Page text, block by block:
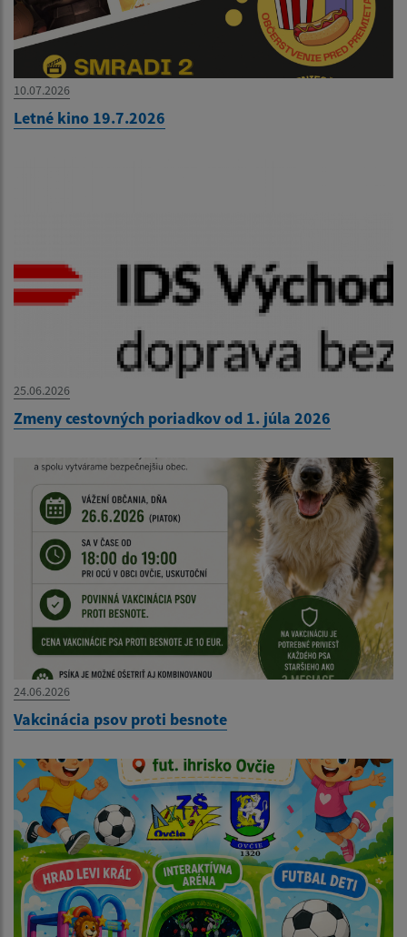
10.07.2026
Letné kino 19.7.2026
25.06.2026
Zmeny cestovných poriadkov od 1. júla 2026
24.06.2026
Vakcinácia psov proti besnote